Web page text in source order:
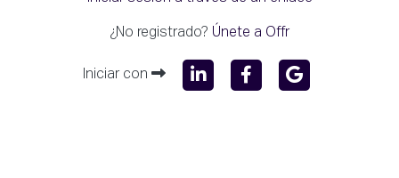
¿No registrado? Únete a Offr
Iniciar con